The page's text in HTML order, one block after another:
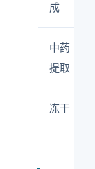
成
中药
提取
冻干